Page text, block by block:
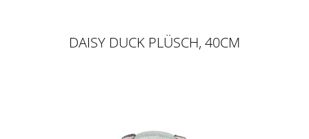
DAISY DUCK PLÜSCH, 40CM